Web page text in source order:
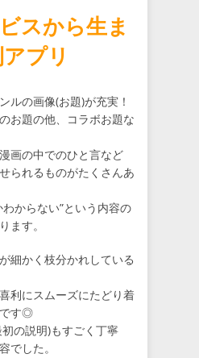
スから生ま
プリ
ルの画像(お題)が充実！
お題の他、コラボお題な
画の中でのひと言など
られるものがたくさんあ
からない”という内容の
ます。
細かく枝分かれしている
利にスムーズにたどり着
です◎
の説明)もすごく丁寧
でした。